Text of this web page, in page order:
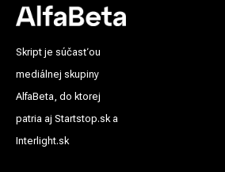
Skript je súčasťou
mediálnej skupiny
AlfaBeta, do ktorej
patria aj Startstop.sk a
Interlight.sk